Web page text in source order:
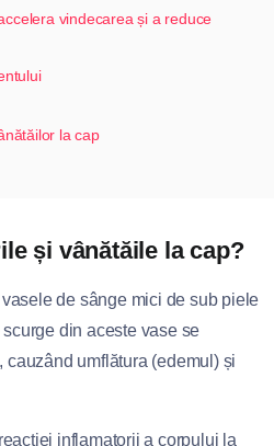
vindecarea și a reduce
la cap
și vânătăile la cap?
de sânge mici de sub piele
din aceste vase se
umflătura (edemul) și
inflamatorii a corpului la